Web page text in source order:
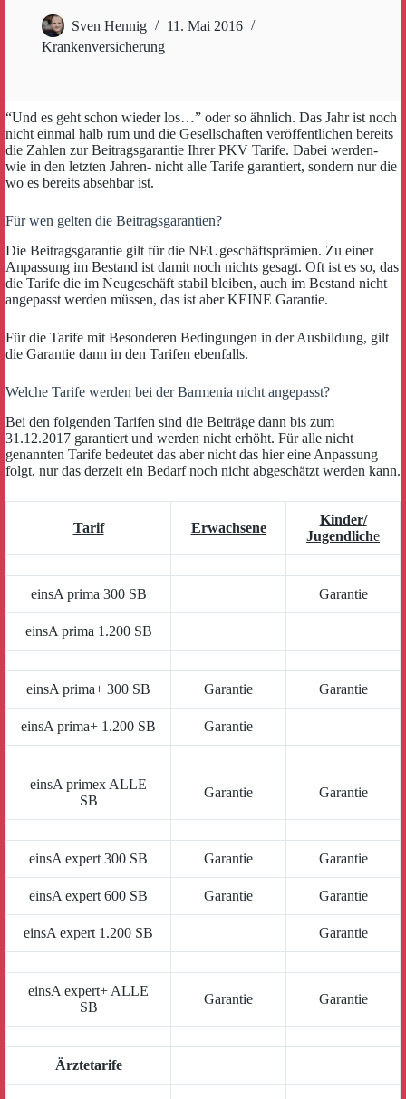
Sven Hennig
11. Mai 2016
Krankenversicherung
“Und es geht schon wieder los…” oder so ähnlich. Das Jahr ist noch
nicht einmal halb rum und die Gesellschaften veröffentlichen bereits
die Zahlen zur Beitragsgarantie Ihrer PKV Tarife. Dabei werden-
wie in den letzten Jahren- nicht alle Tarife garantiert, sondern nur die
wo es bereits absehbar ist.
Für wen gelten die Beitragsgarantien?
Die Beitragsgarantie gilt für die NEUgeschäftsprämien. Zu einer
Anpassung im Bestand ist damit noch nichts gesagt. Oft ist es so, das
die Tarife die im Neugeschäft stabil bleiben, auch im Bestand nicht
angepasst werden müssen, das ist aber KEINE Garantie.
Für die Tarife mit Besonderen Bedingungen in der Ausbildung, gilt
die Garantie dann in den Tarifen ebenfalls.
Welche Tarife werden bei der Barmenia nicht angepasst?
Bei den folgenden Tarifen sind die Beiträge dann bis zum
31.12.2017 garantiert und werden nicht erhöht. Für alle nicht
genannten Tarife bedeutet das aber nicht das hier eine Anpassung
folgt, nur das derzeit ein Bedarf noch nicht abgeschätzt werden kann.
Tarif Erwachsene
Kinder/
Jugendliche
einsA prima 300 SB Garantie
einsA prima 1.200 SB
einsA prima+ 300 SB Garantie Garantie
einsA prima+ 1.200 SB Garantie
einsA primex ALLE
SB
Garantie Garantie
einsA expert 300 SB Garantie Garantie
einsA expert 600 SB Garantie Garantie
einsA expert 1.200 SB Garantie
einsA expert+ ALLE
SB
Garantie Garantie
Ärztetarife